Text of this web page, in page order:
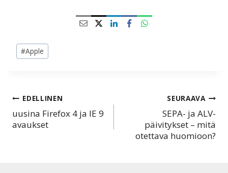
Avainsanat:
#Apple
Artikkelien
selaus
EDELLINEN
uusina Firefox 4 ja IE 9
avaukset
SEURAAVA
SEPA- ja ALV-
päivitykset – mitä
otettava huomioon?